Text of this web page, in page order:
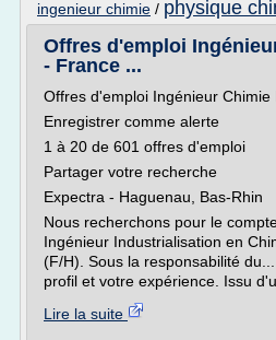
ingenieur chimie / physique
Offres d'emploi
- France ...
Offres d'emploi Ingénieur
Enregistrer comme alerte
1 à 20 de 601 offres d'emploi
Partager votre recherche
Expectra - Haguenau, Bas-Rhin
Nous recherchons pour le
Ingénieur Industrialisation en
(F/H). Sous la responsabilité
profil et votre expérience. Issu
Lire la suite